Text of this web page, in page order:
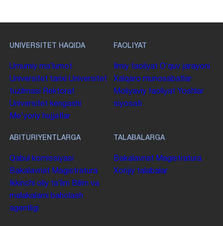
UNIVERSITET HAQIDA
Umumiy maʼlumot
Universitet tarixi Universitet
tuzilmasi
Rektorat
Universitet kengashi
Me'yoriy hujjatlar
FAOLIYAT
Ilmiy faoliyat Oʻquv jarayoni
Xalqaro munosabatlar
Moliyaviy faoliyat Yoshlar
siyosati
ABITURIYENTLARGA
Qabul komissiyasi
Bakalavriat Magistratura
Ikkinchi oliy taʼlim Bilim va
malakalarni baholash
agentligi
TALABALARGA
Bakalavriat Magistratura
Xorijiy talabalar